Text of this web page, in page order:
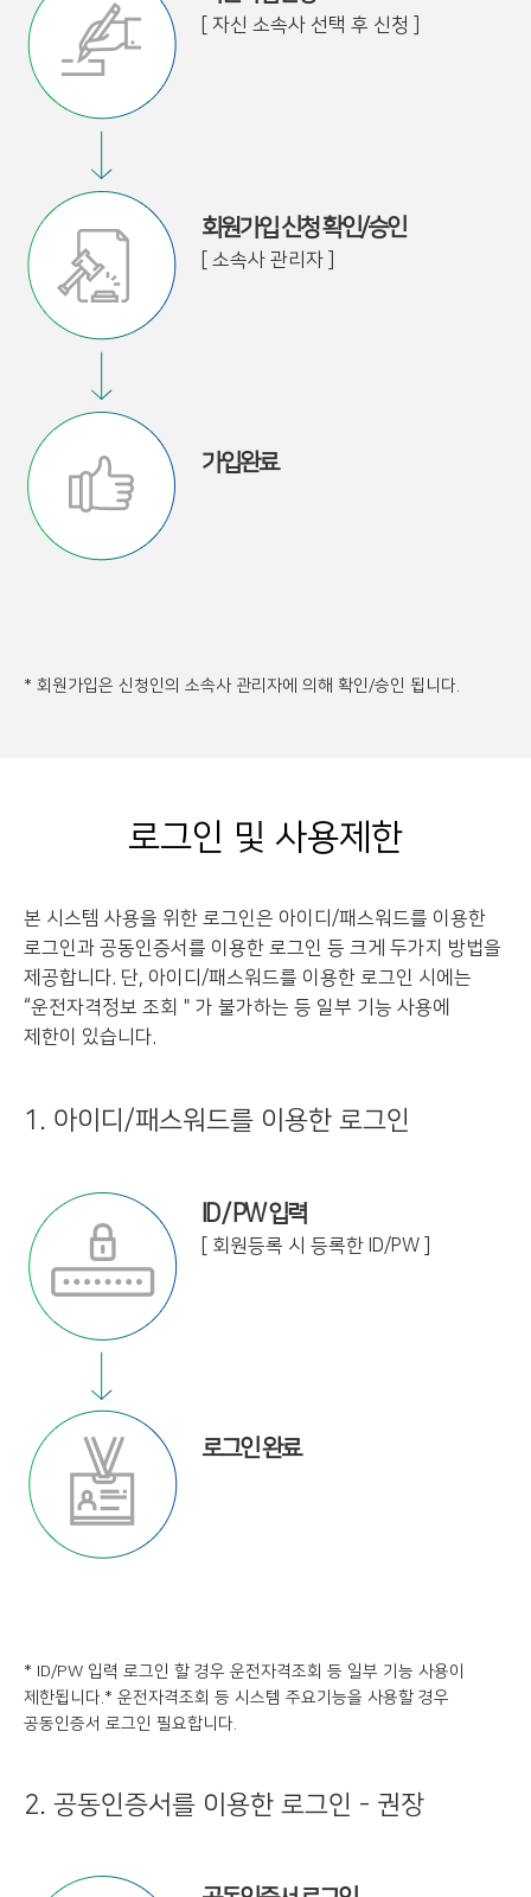
[ 자신 소속사 선택 후 신청 ]
회원가입 신청 확인/승인
[ 소속사 관리자 ]
가입완료
* 회원가입은 신청인의 소속사 관리자에 의해 확인/승인 됩니다.
로그인 및 사용제한
본 시스템 사용을 위한 로그인은 아이디/패스워드를 이용한
로그인과 공동인증서를 이용한 로그인 등 크게 두가지 방법을
제공합니다. 단, 아이디/패스워드를 이용한 로그인 시에는
“운전자격정보 조회＂가 불가하는 등 일부 기능 사용에
제한이 있습니다.
1. 아이디/패스워드를 이용한 로그인
ID / PW 입력
[ 회원등록 시 등록한 ID/PW ]
로그인 완료
* ID/PW 입력 로그인 할 경우 운전자격조회 등 일부 기능 사용이
제한됩니다. * 운전자격조회 등 시스템 주요기능을 사용할 경우
공동인증서 로그인 필요합니다.
2. 공동인증서를 이용한 로그인 - 권장